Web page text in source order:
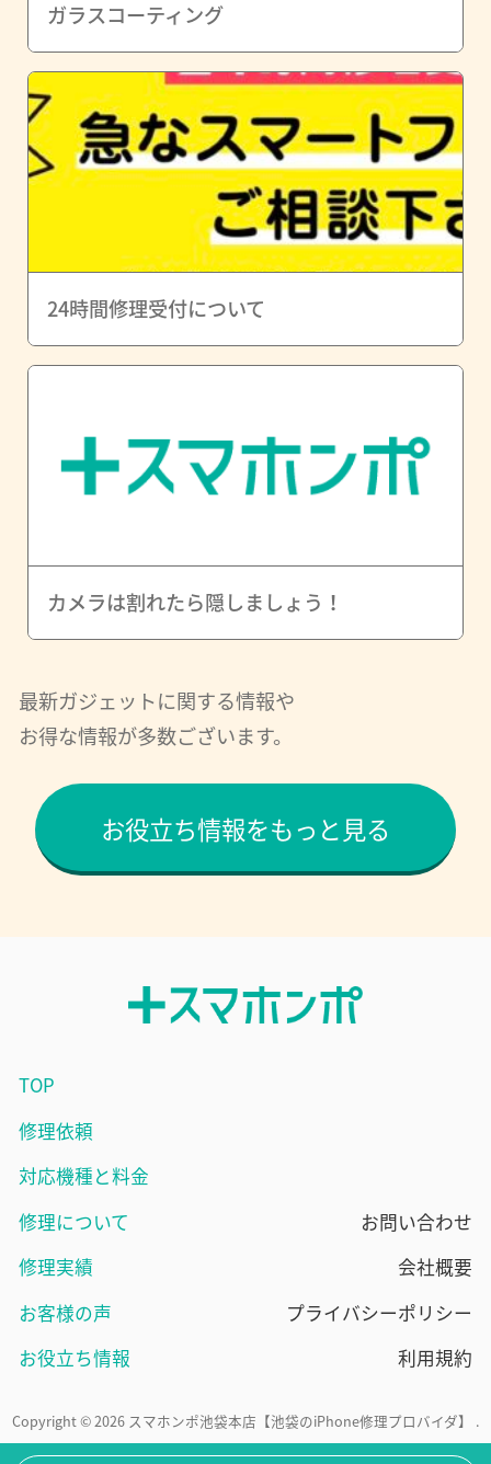
ガラスコーティング
24時間修理受付について
カメラは割れたら隠しましょう！
最新ガジェットに関する情報や
お得な情報が多数ございます。
お役立ち情報をもっと見る
TOP
修理依頼
対応機種と料金
修理について
修理実績
お客様の声
お役立ち情報
お問い合わせ
会社概要
プライバシーポリシー
利用規約
Copyright © 2026 スマホンポ池袋本店【池袋のiPhone修理プロバイダ】 .